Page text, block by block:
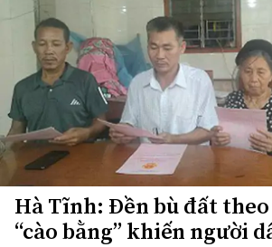
Hà Tĩnh: Đền bù đất
“cào bằng” khiến người